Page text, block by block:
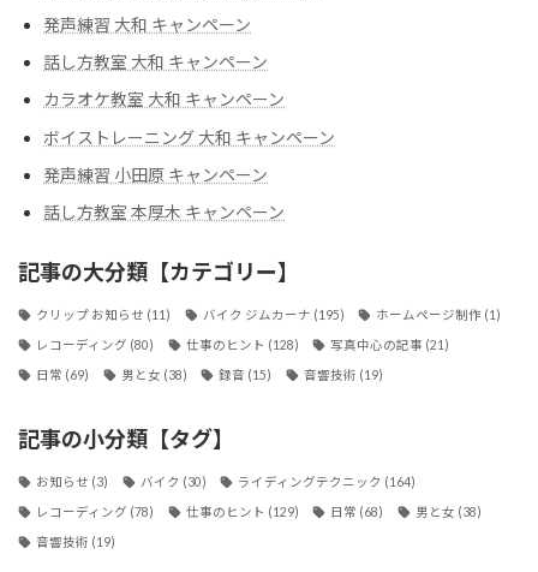
発声練習 大和 キャンペーン
話し方教室 大和 キャンペーン
カラオケ教室 大和 キャンペーン
ボイストレーニング 大和 キャンペーン
発声練習 小田原 キャンペーン
話し方教室 本厚木 キャンペーン
記事の大分類【カテゴリー】
クリップ お知らせ (11) バイク ジムカーナ (195) ホームページ制作 (1)
レコーディング (80) 仕事のヒント (128) 写真中心の記事 (21)
日常 (69) 男と女 (38) 録音 (15) 音響技術 (19)
記事の小分類【タグ】
お知らせ (3) バイク (30) ライディングテクニック (164)
レコーディング (78) 仕事のヒント (129) 日常 (68) 男と女 (38)
音響技術 (19)